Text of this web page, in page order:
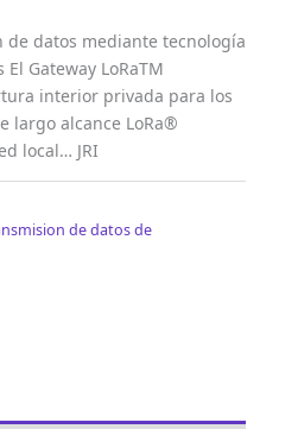
datos mediante tecnología
Gateway LoRaTM
interior privada para los
largo alcance LoRa®
local… JRI
de datos de